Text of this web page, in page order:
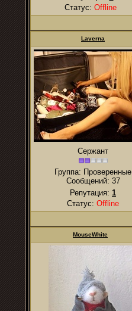
Статус: Offline
Laverna
Сержант
Группа: Проверенные
Сообщений: 37
Репутация: 1
Статус: Offline
MouseWhite